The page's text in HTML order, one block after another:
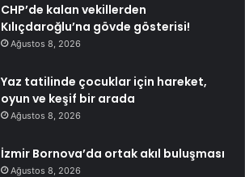
CHP’de kalan vekillerden
Kılıçdaroğlu’na gövde gösterisi!
Ağustos 8, 2026
Yaz tatilinde çocuklar için hareket,
oyun ve keşif bir arada
Ağustos 8, 2026
İzmir Bornova’da ortak akıl buluşması
Ağustos 8, 2026